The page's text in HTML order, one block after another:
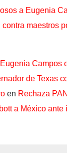
a Eugenia
maestros
Campos
de Texas
en Rechaza
a México ante